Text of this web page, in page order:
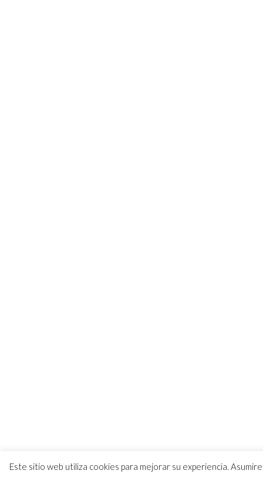
Este sitio web utiliza cookies para mejorar su experiencia.